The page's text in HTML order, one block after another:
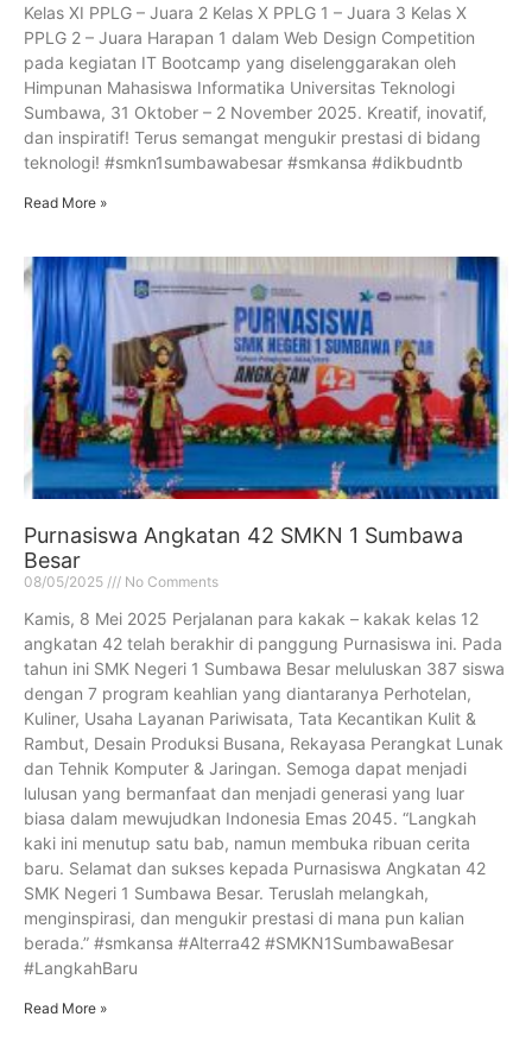
Kelas XI PPLG – Juara 2 Kelas X PPLG 1 – Juara 3 Kelas X
PPLG 2 – Juara Harapan 1 dalam Web Design Competition
pada kegiatan IT Bootcamp yang diselenggarakan oleh
Himpunan Mahasiswa Informatika Universitas Teknologi
Sumbawa, 31 Oktober – 2 November 2025. Kreatif, inovatif,
dan inspiratif! Terus semangat mengukir prestasi di bidang
teknologi! #smkn1sumbawabesar #smkansa #dikbudntb
Read More »
Purnasiswa Angkatan 42 SMKN 1 Sumbawa
Besar
08/05/2025 No Comments
Kamis, 8 Mei 2025 Perjalanan para kakak – kakak kelas 12
angkatan 42 telah berakhir di panggung Purnasiswa ini. Pada
tahun ini SMK Negeri 1 Sumbawa Besar meluluskan 387 siswa
dengan 7 program keahlian yang diantaranya Perhotelan,
Kuliner, Usaha Layanan Pariwisata, Tata Kecantikan Kulit &
Rambut, Desain Produksi Busana, Rekayasa Perangkat Lunak
dan Tehnik Komputer & Jaringan. Semoga dapat menjadi
lulusan yang bermanfaat dan menjadi generasi yang luar
biasa dalam mewujudkan Indonesia Emas 2045. “Langkah
kaki ini menutup satu bab, namun membuka ribuan cerita
baru. Selamat dan sukses kepada Purnasiswa Angkatan 42
SMK Negeri 1 Sumbawa Besar. Teruslah melangkah,
menginspirasi, dan mengukir prestasi di mana pun kalian
berada.” #smkansa #Alterra42 #SMKN1SumbawaBesar
#LangkahBaru
Read More »